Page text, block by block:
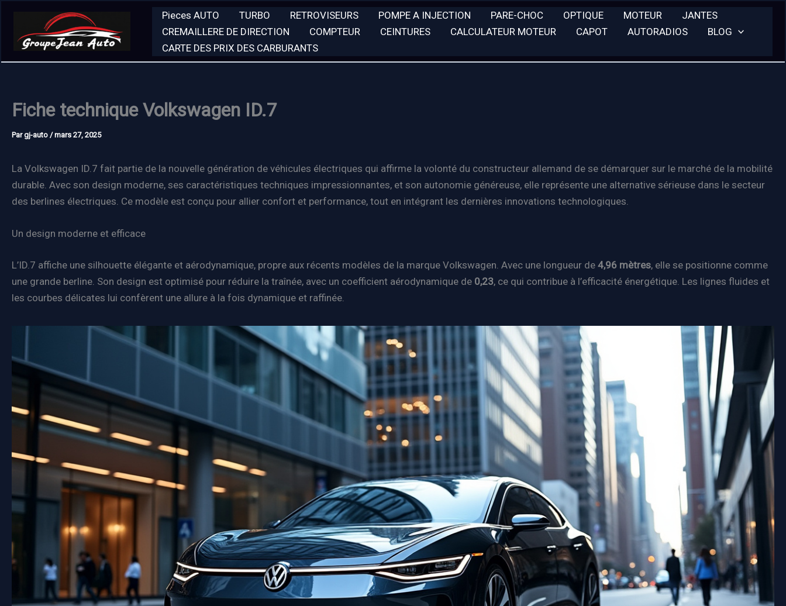
contenu
Pieces AUTO TURBO RETROVISEURS POMPE A INJECTION PARE-CHOC OPTIQUE MOTEUR
JANTES
CREMAILLERE DE DIRECTION
COMPTEUR CEINTURES CALCULATEUR MOTEUR CAPOT AUTORADIOS
BLOG
CARTE DES PRIX DES CARBURANTS
Fiche technique Volkswagen ID.7
Pargj-auto /mars 27, 2025
La Volkswagen ID.7 fait partie de la nouvelle génération de véhicules électriques qui affirme la volonté du constructeur allemand de se démarquer sur le marché de la mobilité
durable. Avec son design moderne, ses caractéristiques techniques impressionnantes, et son autonomie généreuse, elle représente une alternative sérieuse dans le secteur
des berlines électriques. Ce modèle est conçu pour allier confort et performance, tout en intégrant les dernières innovations technologiques.
Un design moderne et efficace
L’ID.7 affiche une silhouette élégante et aérodynamique, propre aux récents modèles de la marque Volkswagen. Avec une longueur de 4,96 mètres, elle se positionne comme
une grande berline. Son design est optimisé pour réduire la traînée, avec un coefficient aérodynamique de 0,23, ce qui contribue à l’efficacité énergétique. Les lignes fluides et
les courbes délicates lui confèrent une allure à la fois dynamique et raffinée.